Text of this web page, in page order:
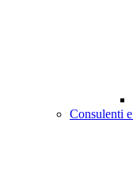
Consulenti